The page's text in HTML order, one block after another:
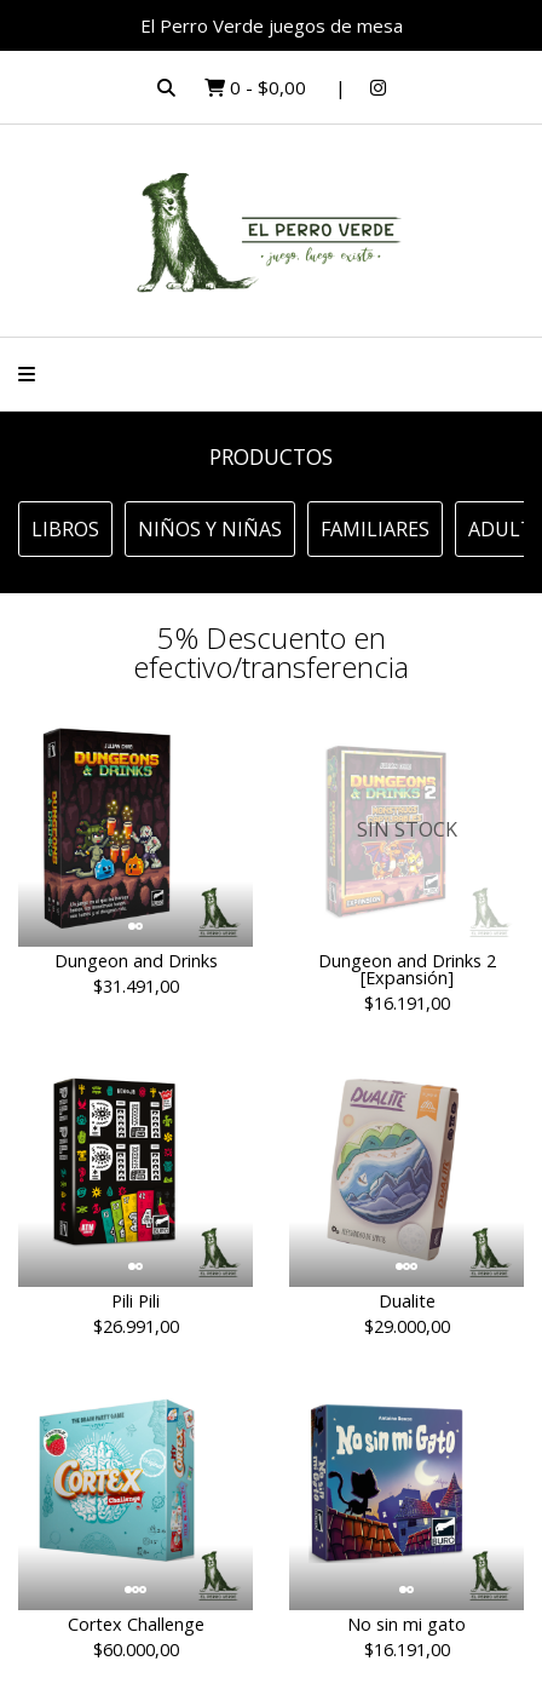
El Perro Verde juegos de mesa
0 - $0,00
PRODUCTOS
LIBROS NIÑOS Y NIÑAS FAMILIARES
5% Descuento en
efectivo/transferencia
Dungeon and Drinks
$31.491,00
SIN STOCK
Dungeon and Drinks 2
[Expansión]
$16.191,00
Pili Pili
$26.991,00
Dualite
$29.000,00
Cortex Challenge
$60.000,00
No sin mi gato
$16.191,00